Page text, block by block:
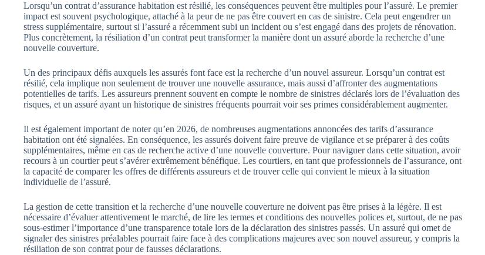
Lorsqu’un contrat d’assurance habitation est résilié, les conséquences peuvent être multiples pour l’assuré. Le premier
impact est souvent psychologique, attaché à la peur de ne pas être couvert en cas de sinistre. Cela peut engendrer un
stress supplémentaire, surtout si l’assuré a récemment subi un incident ou s’est engagé dans des projets de rénovation.
Plus concrètement, la résiliation d’un contrat peut transformer la manière dont un assuré aborde la recherche d’une
nouvelle couverture.
Un des principaux défis auxquels les assurés font face est la recherche d’un nouvel assureur. Lorsqu’un contrat est
résilié, cela implique non seulement de trouver une nouvelle assurance, mais aussi d’affronter des augmentations
potentielles de tarifs. Les assureurs prennent souvent en compte le nombre de sinistres déclarés lors de l’évaluation des
risques, et un assuré ayant un historique de sinistres fréquents pourrait voir ses primes considérablement augmenter.
Il est également important de noter qu’en 2026, de nombreuses augmentations annoncées des tarifs d’assurance
habitation ont été signalées. En conséquence, les assurés doivent faire preuve de vigilance et se préparer à des coûts
supplémentaires, même en cas de recherche active d’une nouvelle couverture. Pour naviguer dans cette situation, avoir
recours à un courtier peut s’avérer extrêmement bénéfique. Les courtiers, en tant que professionnels de l’assurance, ont
la capacité de comparer les offres de différents assureurs et de trouver celle qui convient le mieux à la situation
individuelle de l’assuré.
La gestion de cette transition et la recherche d’une nouvelle couverture ne doivent pas être prises à la légère. Il est
nécessaire d’évaluer attentivement le marché, de lire les termes et conditions des nouvelles polices et, surtout, de ne pas
sous-estimer l’importance d’une transparence totale lors de la déclaration des sinistres passés. Un assuré qui omet de
signaler des sinistres préalables pourrait faire face à des complications majeures avec son nouvel assureur, y compris la
résiliation de son contrat pour de fausses déclarations.